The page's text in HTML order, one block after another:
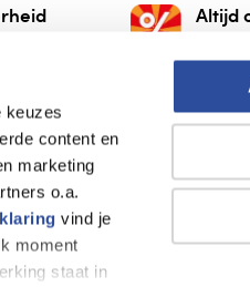
keuzes
content en
marketing
o.a.
vind je
moment
staat in
Altijd
Thuiswinkel waarborg